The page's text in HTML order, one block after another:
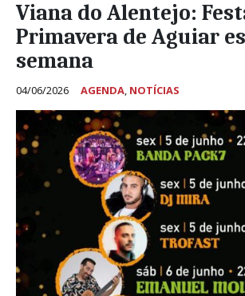
Viana do Alentejo:
Primavera de Aguiar
semana
04/06/2026 AGENDA, NOTÍCIAS